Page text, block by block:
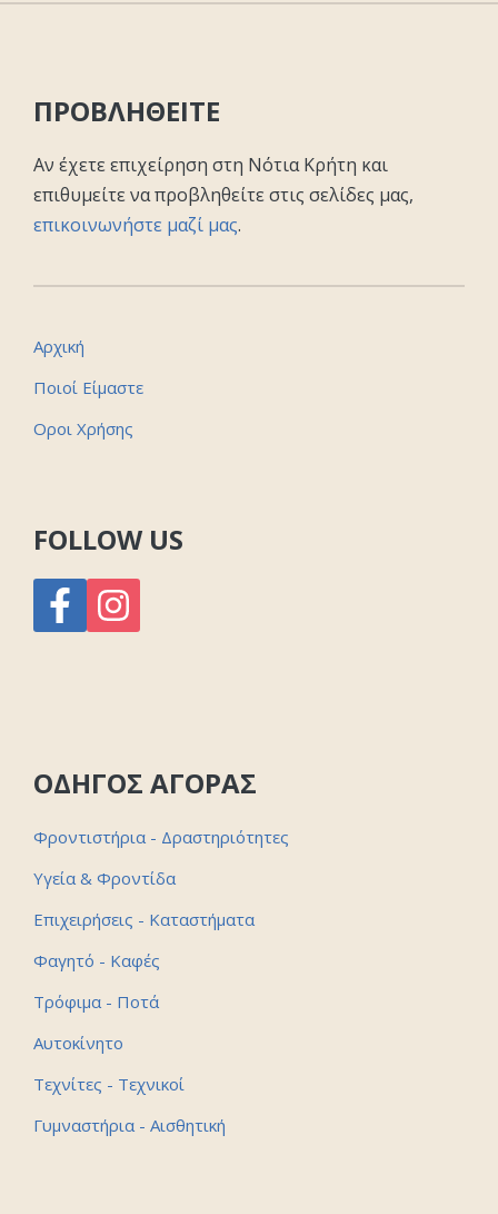
ΠΡΟΒΛΗΘΕΙΤΕ
Αν έχετε επιχείρηση στη Νότια Κρήτη και
επιθυμείτε να προβληθείτε στις σελίδες μας,
επικοινωνήστε μαζί μας.
Αρχική
Ποιοί Είμαστε
Οροι Χρήσης
FOLLOW US
ΟΔΗΓΟΣ ΑΓΟΡΑΣ
Φροντιστήρια - Δραστηριότητες
Υγεία & Φροντίδα
Επιχειρήσεις - Καταστήματα
Φαγητό - Καφές
Τρόφιμα - Ποτά
Αυτοκίνητο
Τεχνίτες - Τεχνικοί
Γυμναστήρια - Αισθητική